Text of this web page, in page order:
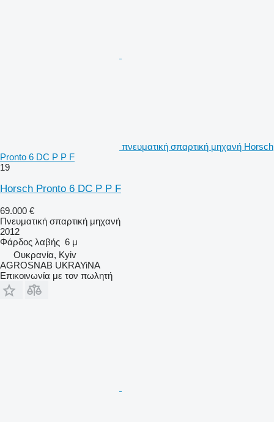
πνευματική σπαρτική μηχανή Horsch
Pronto 6 DC P P F
19
Horsch Pronto 6 DC P P F
69.000 €
Πνευματική σπαρτική μηχανή
2012
Φάρδος λαβής 6 μ
Ουκρανία, Kyiv
AGROSNAB UKRAYiNA
Επικοινωνία με τον πωλητή